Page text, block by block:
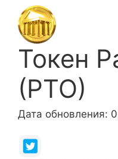
Токен
(PTO)
Дата обновления: